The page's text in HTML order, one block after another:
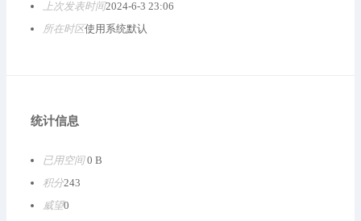
上次发表时间2024-6-3 23:06
所在时区使用系统默认
统计信息
已用空间0 B
积分243
威望0